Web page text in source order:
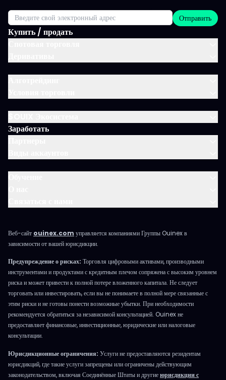
Купить / продать
Заработать
Отправить
Веб-сайт ouinex.com управляется компаниями Группы Ouinex в
зависимости от вашей юрисдикции.
Предупреждение о рисках: Торговля цифровыми активами, производными
инструментами и продуктами с кредитным плечом сопряжена с высоким уровнем
риска и может привести к полной потере вложенного капитала. Не следует
торговать или инвестировать, если вы не понимаете в полной мере связанные с
этим риски и не готовы понести возможные убытки. При необходимости
рекомендуется обратиться за независимой консультацией. Ouinex не
предоставляет финансовые, инвестиционные, юридические или налоговые
консультации.
Юрисдикционные ограничения: Услуги не предоставляются резидентам
юрисдикций, где такие услуги запрещены или ограничены действующим
законодательством, включая Соединённые Штаты и другиеюрисдикции с